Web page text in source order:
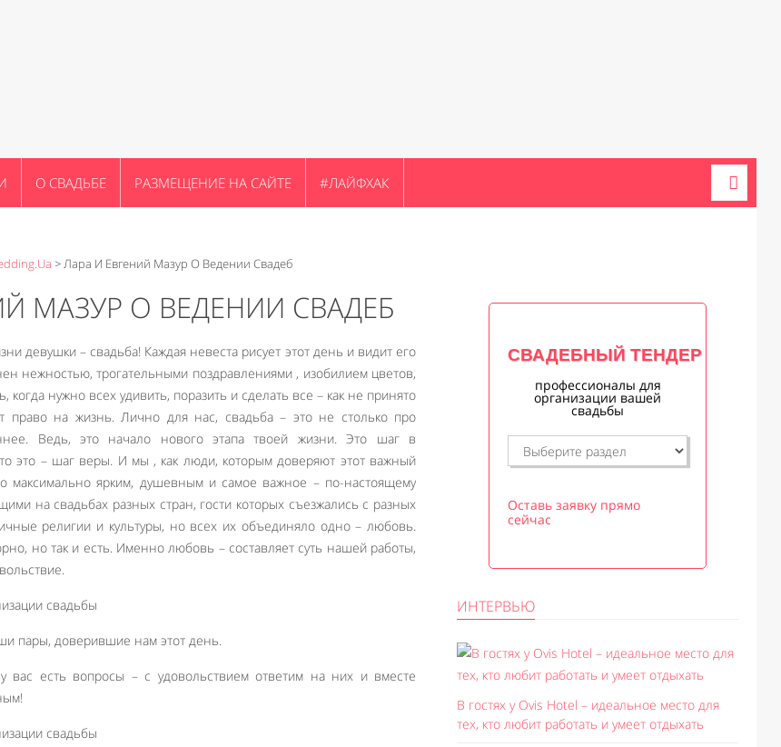
О СВАДЬБЕ РАЗМЕЩЕНИЕ НА САЙТЕ #ЛАЙФХАК
>Лара И Евгений Мазур О Ведении Свадеб
МАЗУР О ВЕДЕНИИ СВАДЕБ
девушки – свадьба! Каждая невеста рисует этот день и видит его
нежностью, трогательными поздравлениями , изобилием цветов,
когда нужно всех удивить, поразить и сделать все – как не принято
право на жизнь. Лично для нас, свадьба – это не столько про
Ведь, это начало нового этапа твоей жизни. Это шаг в
это – шаг веры. И мы , как люди, которым доверяют этот важный
максимально ярким, душевным и самое важное – по-настоящему
на свадьбах разных стран, гости которых съезжались с разных
религии и культуры, но всех их объединяло одно – любовь.
но так и есть. Именно любовь – составляет суть нашей работы,
пары, доверившие нам этот день.
вас есть вопросы – с удовольствием ответим на них и вместе
СВАДЕБНЫЙ ТЕНДЕР
профессионалы для
организации вашей
свадьбы
Оставь заявку прямо
сейчас
ИНТЕРВЬЮ
В гостях у Ovis Hotel – идеальное место для
тех, кто любит работать и умеет отдыхать